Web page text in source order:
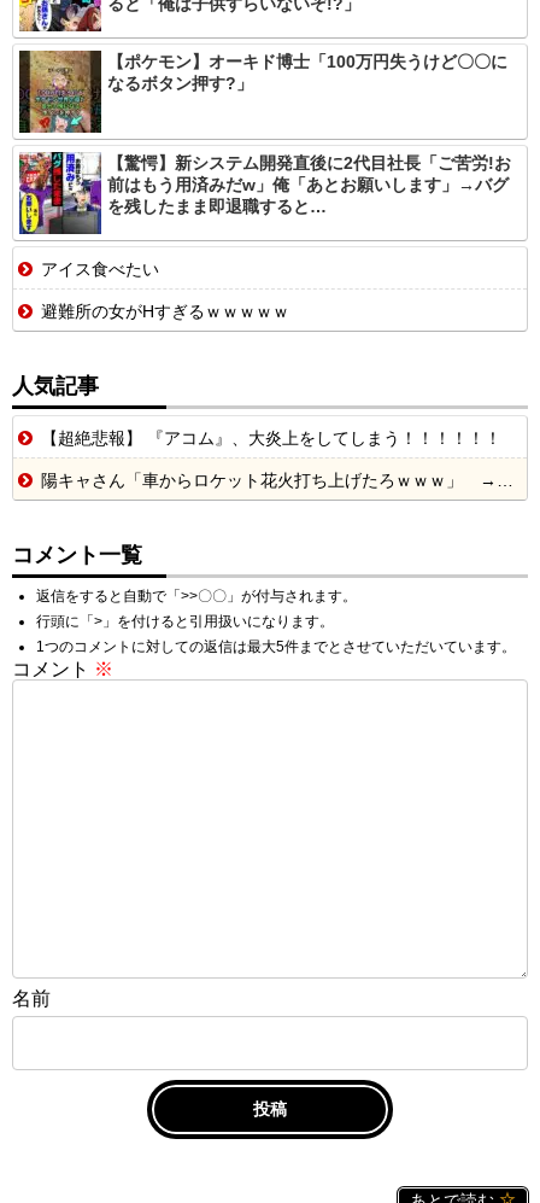
ると「俺は子供すらいないぞ!?」
【ポケモン】オーキド博士「100万円失うけど〇〇に
なるボタン押す?」
【驚愕】新システム開発直後に2代目社長「ご苦労!お
前はもう用済みだw」俺「あとお願いします」→バグ
を残したまま即退職すると…
アイス食べたい
避難所の女がHすぎるｗｗｗｗｗ
人気記事
【超絶悲報】 『アコム』、大炎上をしてしまう！！！！！！
陽キャさん「車からロケット花火打ち上げたろｗｗｗ」 → サンルーフが閉まっていて無事車内に発射
コメント一覧
返信をすると自動で「>>〇〇」が付与されます。
行頭に「>」を付けると引用扱いになります。
1つのコメントに対しての返信は最大5件までとさせていただいています。
コメント ※
名前